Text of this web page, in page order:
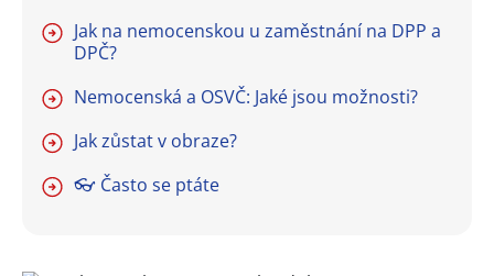
Jak na nemocenskou u zaměstnání na DPP a
DPČ?
Nemocenská a OSVČ: Jaké jsou možnosti?
Jak zůstat v obraze?
👓 Často se ptáte